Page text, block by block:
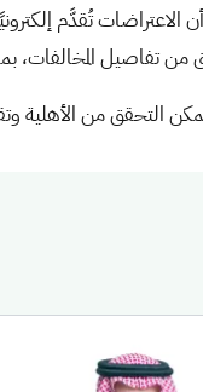
الاعتراضات تُقدَّم
من تفاصيل المخالفات،
يمكن التحقق من الأهلية